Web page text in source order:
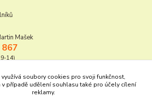
Mašek
14)
soubory cookies pro svoji funkčnost,
v případě udělení souhlasu také pro účely cílení
reklamy.